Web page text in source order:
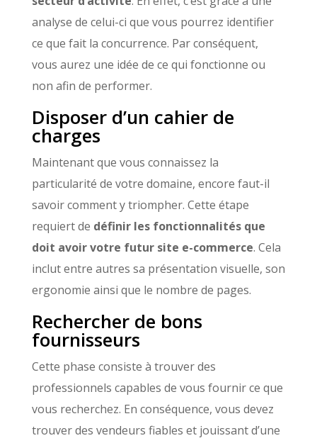
analyse de celui-ci que vous pourrez identifier
ce que fait la concurrence. Par conséquent,
vous aurez une idée de ce qui fonctionne ou
non afin de performer.
Disposer d’un cahier de
charges
Maintenant que vous connaissez la
particularité de votre domaine, encore faut-il
savoir comment y triompher. Cette étape
requiert de définir les fonctionnalités que
doit avoir votre futur site e-commerce. Cela
inclut entre autres sa présentation visuelle, son
ergonomie ainsi que le nombre de pages.
Rechercher de bons
fournisseurs
Cette phase consiste à trouver des
professionnels capables de vous fournir ce que
vous recherchez. En conséquence, vous devez
trouver des vendeurs fiables et jouissant d’une